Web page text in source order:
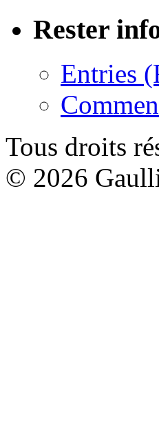
Rester
Entries
Tous droits
© 2026